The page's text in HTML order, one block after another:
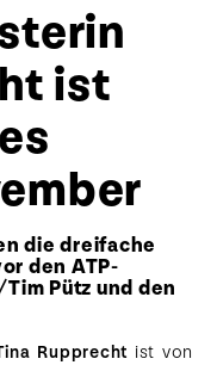
ist
die dreifache
den ATP-
Pütz und den
Rupprecht ist von